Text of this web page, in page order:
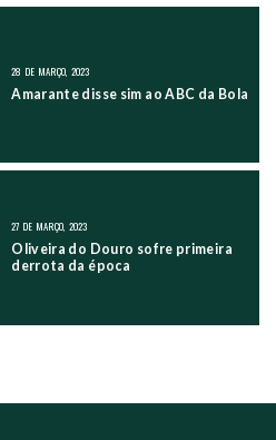
28 DE MARÇO, 2023
Amarante disse sim ao ABC da Bola
27 DE MARÇO, 2023
Oliveira do Douro sofre primeira
derrota da época